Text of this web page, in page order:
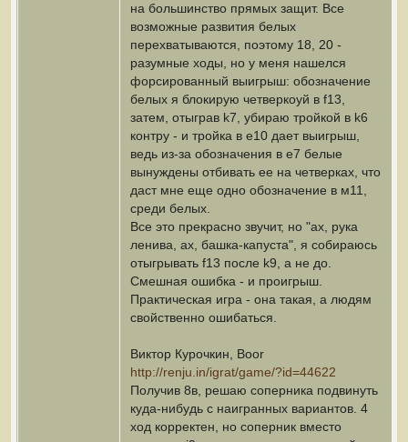
на большинство прямых защит. Все
возможные развития белых
перехватываются, поэтому 18, 20 -
разумные ходы, но у меня нашелся
форсированный выигрыш: обозначение
белых я блокирую четверкоуй в f13,
затем, отыграв k7, убираю тройкой в k6
контру - и тройка в е10 дает выигрыш,
ведь из-за обозначения в е7 белые
вынуждены отбивать ее на четверках, что
даст мне еще одно обозначение в м11,
среди белых.
Все это прекрасно звучит, но "ах, рука
ленива, ах, башка-капуста", я собираюсь
отыгрывать f13 после k9, а не до.
Смешная ошибка - и проигрыш.
Практическая игра - она такая, а людям
свойственно ошибаться.
Виктор Курочкин, Boor
http://renju.in/igrat/game/?id=44622
Получив 8в, решаю соперника подвинуть
куда-нибудь с наигранных вариантов. 4
ход корректен, но соперник вместо